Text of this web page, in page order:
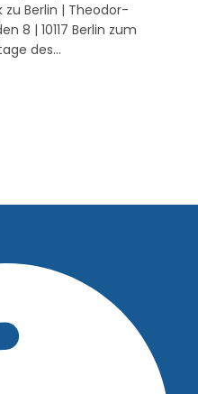
Berlin | Theodor-
8 | 10117 Berlin zum
des…